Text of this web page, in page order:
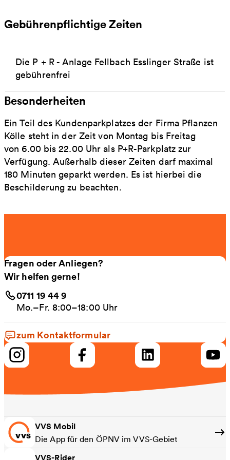
Gebührenpflichtige Zeiten
Die P + R - Anlage Fellbach Esslinger Straße ist
gebührenfrei
Besonderheiten
Ein Teil des Kundenparkplatzes der Firma Pflanzen
Kölle steht in der Zeit von Montag bis Freitag
von 6.00 bis 22.00 Uhr als P+R-Parkplatz zur
Verfügung. Außerhalb dieser Zeiten darf maximal
180 Minuten geparkt werden. Es ist hierbei die
Beschilderung zu beachten.
Fragen oder Anliegen?
Wir helfen gerne!
0711 19 44 9
Mo.–Fr. 8:00–18:00 Uhr
zum Kontaktformular
VVS Mobil
Die App für den ÖPNV im VVS-Gebiet
VVS-Rider